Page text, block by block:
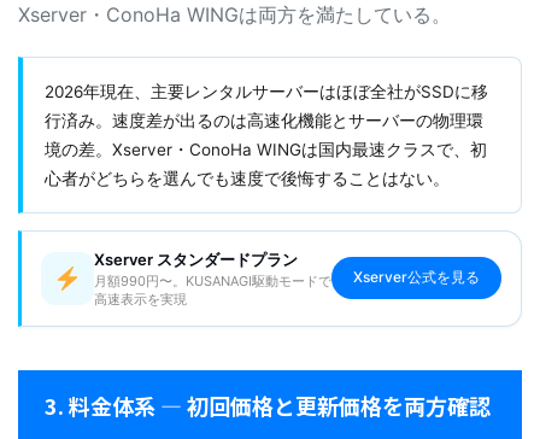
Xserver・ConoHa WINGは両方を満たしている。
2026年現在、主要レンタルサーバーはほぼ全社がSSDに移
行済み。速度差が出るのは高速化機能とサーバーの物理環
境の差。Xserver・ConoHa WINGは国内最速クラスで、初
心者がどちらを選んでも速度で後悔することはない。
Xserver スタンダードプラン
月額990円〜。KUSANAGI駆動モードで
高速表示を実現
Xserver公式を見る
3. 料金体系 — 初回価格と更新価格を両方確認